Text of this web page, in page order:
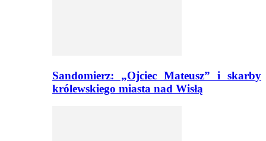
Sandomierz: „Ojciec Mateusz” i skarby
królewskiego miasta nad Wisłą